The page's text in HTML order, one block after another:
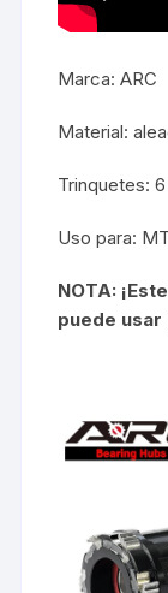
Marca: ARC
Material:
Trinquetes:
Uso para:
NOTA:
puede usar